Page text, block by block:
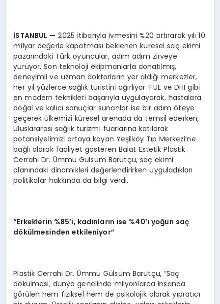
İSTANBUL — 2025 itibarıyla ivmesini %20 artırarak yılı 10
milyar değerle kapatması beklenen küresel saç ekimi
pazarındaki Türk oyuncular, adım adım zirveye
yürüyor. Son teknoloji ekipmanlarla donatılmış,
deneyimli ve uzman doktorların yer aldığı merkezler,
her yıl yüzlerce sağlık turistini ağırlıyor. FUE ve DHI gibi
en modern teknikleri başarıyla uygulayarak, hastalara
doğal ve kalıcı sonuçlar sunanlar ise bir adım öteye
geçerek ülkemizi küresel arenada da temsil ederken,
uluslararası sağlık turizmi fuarlarına katılarak
potansiyelimizi ortaya koyan Yeşilköy Tıp Merkezi’ne
bağlı olarak faaliyet gösteren Balat Estetik Plastik
Cerrahi Dr. Ümmü Gülsüm Barutçu, saç ekimi
alanındaki dinamikleri değerlendirirken uyguladıkları
politikalar hakkında da bilgi verdi.
“Erkeklerin %85’i, kadınların ise %40’ı yoğun saç
dökülmesinden etkileniyor”
Plastik Cerrahi Dr. Ümmü Gülsüm Barutçu, “Saç
dökülmesi, dünya genelinde milyonlarca insanda
görülen hem fiziksel hem de psikolojik olarak yıpratıcı